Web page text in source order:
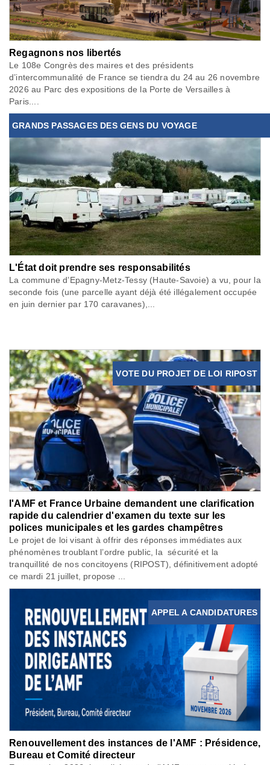
Regagnons nos libertés
Le 108e Congrès des maires et des présidents
d’intercommunalité de France se tiendra du 24 au 26 novembre
2026 au Parc des expositions de la Porte de Versailles à
Paris....
GRANDS PASSAGES DES GENS DU VOYAGE
L'État doit prendre ses responsabilités
La commune d’Epagny-Metz-Tessy (Haute-Savoie) a vu, pour la
seconde fois (une parcelle ayant déjà été illégalement occupée
en juin dernier par 170 caravanes),...
VOTE DU PROJET DE LOI RIPOST
l'AMF et France Urbaine demandent une clarification
rapide du calendrier d'examen du texte sur les
polices municipales et les gardes champêtres
Le projet de loi visant à offrir des réponses immédiates aux
phénomènes troublant l’ordre public, la sécurité et la
tranquillité de nos concitoyens (RIPOST), définitivement adopté
ce mardi 21 juillet, propose ...
APPEL A CANDIDATURES
Renouvellement des instances de l'AMF : Présidence,
Bureau et Comité directeur